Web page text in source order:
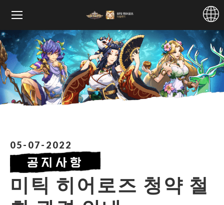
05-07-2022
미틱 히어로즈 청약 철